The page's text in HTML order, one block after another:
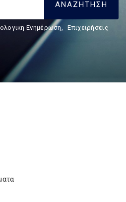
Ενημέρωση, Επιχειρήσεις